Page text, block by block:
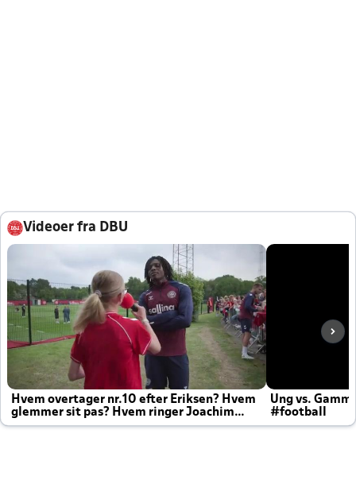
Videoer fra DBU
Hvem overtager nr.10 efter Eriksen? Hvem
glemmer sit pas? Hvem ringer Joachim
altid til efter kampe?
Ung vs.
#football